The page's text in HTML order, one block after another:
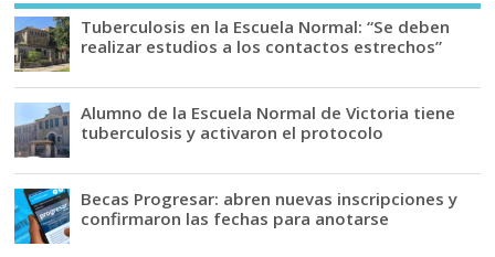
Tuberculosis en la Escuela Normal: “Se deben
realizar estudios a los contactos estrechos”
Alumno de la Escuela Normal de Victoria tiene
tuberculosis y activaron el protocolo
Becas Progresar: abren nuevas inscripciones y
confirmaron las fechas para anotarse